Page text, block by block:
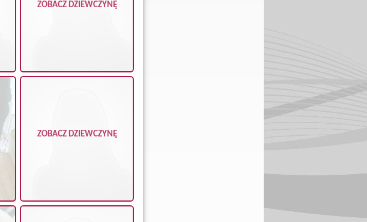
ZOBACZ DZIEWCZYNĘ
ZOBACZ DZIEWCZYNĘ